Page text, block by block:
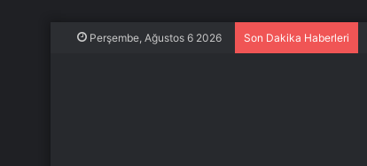
Perşembe, Ağustos 6 2026 Son Dakika Haberleri